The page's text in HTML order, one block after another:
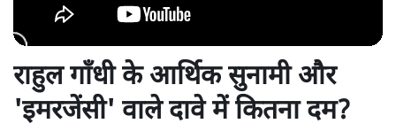
राहुल गाँधी के आर्थिक सुनामी और
'इमरजेंसी' वाले दावे में कितना दम?